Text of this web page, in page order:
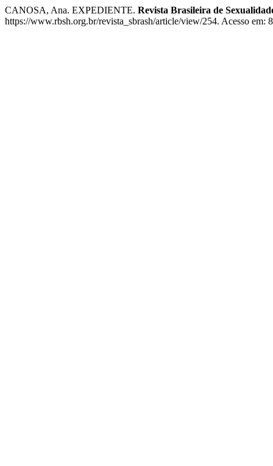
CANOSA, Ana. EXPEDIENTE. Revista Brasileira de
https://www.rbsh.org.br/revista_sbrash/article/view/254. Acesso em: